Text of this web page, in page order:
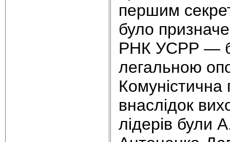
першим
було
РНК УСРР —
легальною
внаслідок
лідерів були